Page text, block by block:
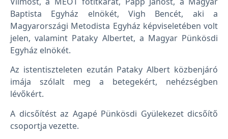
Baptista Egyház elnökét, Vigh Bencét, aki a
Magyarországi Metodista Egyház képviseletében volt
jelen, valamint Pataky Albertet, a Magyar Pünkösdi
Egyház elnökét.
Az istentiszteleten ezután Pataky Albert közbenjáró
imája szólalt meg a betegekért, nehézségben
lévőkért.
A dicsőítést az Agapé Pünkösdi Gyülekezet dicsőítő
csoportja vezette.